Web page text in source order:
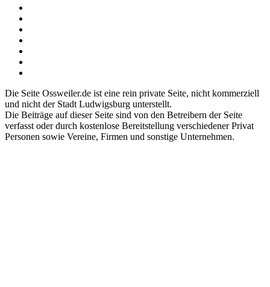
Die Seite Ossweiler.de ist eine rein private Seite, nicht kommerziell
und nicht der Stadt Ludwigsburg unterstellt.
Die Beiträge auf dieser Seite sind von den Betreibern der Seite
verfasst oder durch kostenlose Bereitstellung verschiedener Privat
Personen sowie Vereine, Firmen und sonstige Unternehmen.